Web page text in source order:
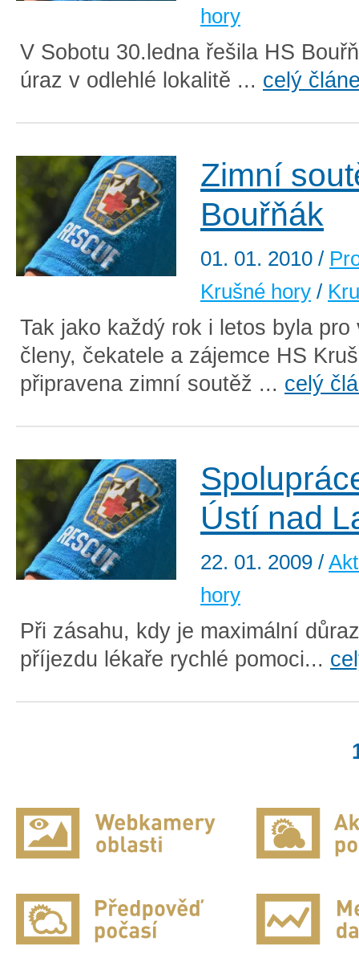
hory
V Sobotu 30.ledna řešila HS
úraz v odlehlé lokalitě ... celý
Zimní
Bouřňák
01. 01. 2010 /
Krušné hory /
Tak jako každý rok i letos byla pro
členy, čekatele a zájemce HS
připravena zimní soutěž ... celý
Ústí nad
22. 01. 2009 /
hory
Při zásahu, kdy je maximální
příjezdu lékaře rychlé pomoci...